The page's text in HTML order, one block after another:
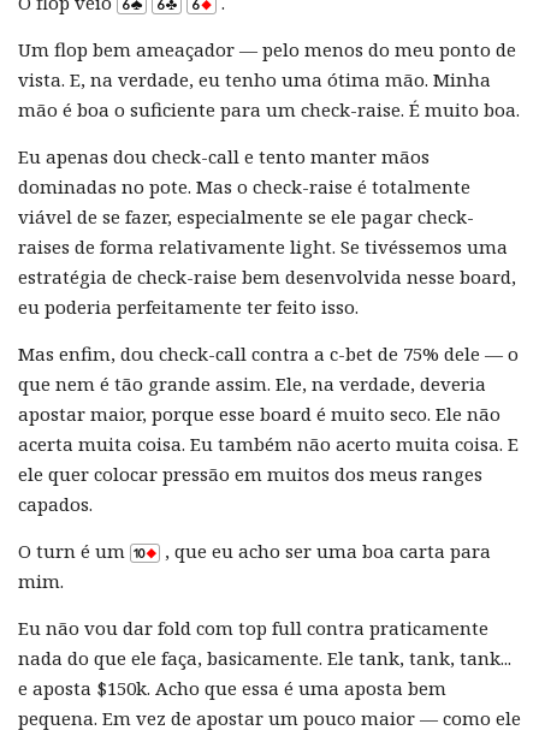
Um flop bem ameaçador — pelo menos do meu ponto de
vista. E, na verdade, eu tenho uma ótima mão. Minha
mão é boa o suficiente para um check-raise. É muito boa.
Eu apenas dou check-call e tento manter mãos
dominadas no pote. Mas o check-raise é totalmente
viável de se fazer, especialmente se ele pagar check-
raises de forma relativamente light. Se tivéssemos uma
estratégia de check-raise bem desenvolvida nesse board,
eu poderia perfeitamente ter feito isso.
Mas enfim, dou check-call contra a c-bet de 75% dele — o
que nem é tão grande assim. Ele, na verdade, deveria
apostar maior, porque esse board é muito seco. Ele não
acerta muita coisa. Eu também não acerto muita coisa. E
ele quer colocar pressão em muitos dos meus ranges
capados.
O turn é um
, que eu acho ser uma boa carta para
mim.
Eu não vou dar fold com top full contra praticamente
nada do que ele faça, basicamente. Ele tank, tank, tank...
e aposta $150k. Acho que essa é uma aposta bem
pequena. Em vez de apostar um pouco maior — como ele